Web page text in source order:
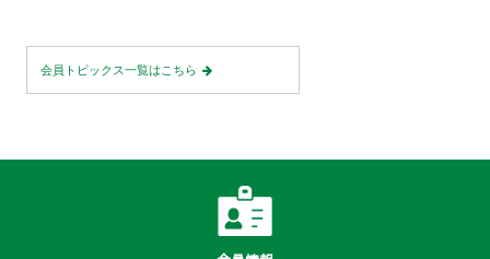
会員トピックス一覧はこちら